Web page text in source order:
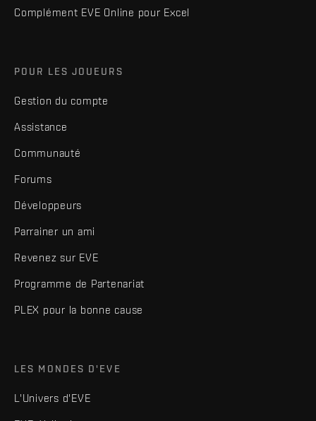
Complément EVE Online pour Excel
POUR LES JOUEURS
Gestion du compte
Assistance
Communauté
Forums
Développeurs
Parrainer un ami
Revenez sur EVE
Programme de Partenariat
PLEX pour la bonne cause
LES MONDES D'EVE
L'Univers d'EVE